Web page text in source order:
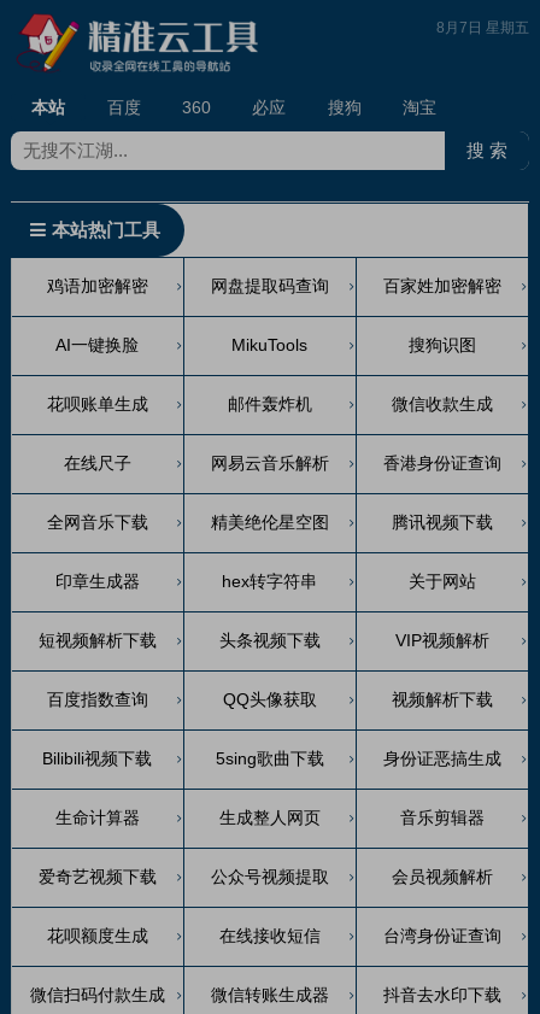
本站 百度 360 必应 搜狗 淘宝
8月7日 星期五
本站热门工具
鸡语加密解密 网盘提取码查询 百家姓加密解密
AI一键换脸 MikuTools 搜狗识图
花呗账单生成 邮件轰炸机 微信收款生成
在线尺子 网易云音乐解析 香港身份证查询
全网音乐下载 精美绝伦星空图 腾讯视频下载
印章生成器 hex转字符串 关于网站
短视频解析下载 头条视频下载 VIP视频解析
百度指数查询 QQ头像获取 视频解析下载
Bilibili视频下载 5sing歌曲下载 身份证恶搞生成
生命计算器 生成整人网页 音乐剪辑器
爱奇艺视频下载 公众号视频提取 会员视频解析
花呗额度生成 在线接收短信 台湾身份证查询
微信扫码付款生成 微信转账生成器 抖音去水印下载